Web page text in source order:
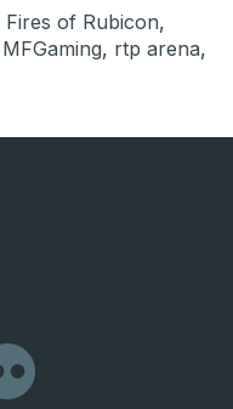
Fires of Rubicon,
MFGaming, rtp arena,